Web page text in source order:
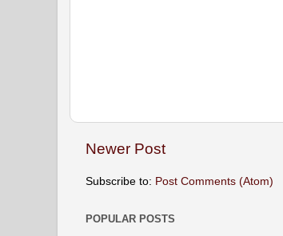
Newer Post
Subscribe to: Post Comments (Atom)
POPULAR POSTS